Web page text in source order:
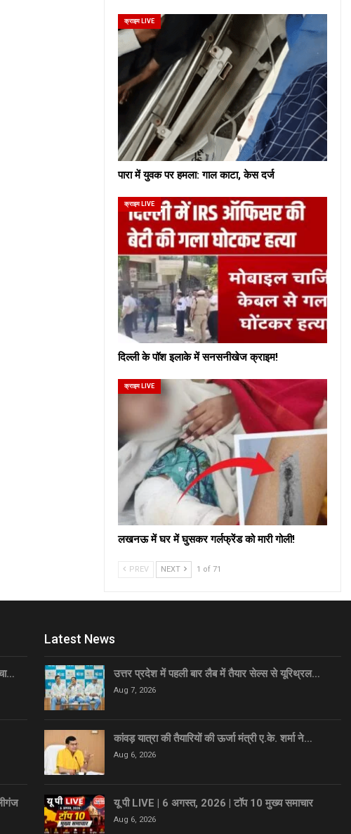
क्राइम LIVE
पारा में युवक पर हमला: गाल काटा, केस दर्ज
क्राइम LIVE
दिल्ली के पॉश इलाके में सनसनीखेज क्राइम!
क्राइम LIVE
लखनऊ में घर में घुसकर गर्लफ्रेंड को मारी गोली!
PREV NEXT 1 of 71
Latest News
उत्तर प्रदेश में पहली बार लैब में तैयार सेल्स से यूरिथ्रल…
Aug 7, 2026
कांवड़ यात्रा की तैयारियों की ऊर्जा मंत्री ए.के. शर्मा ने…
Aug 6, 2026
यू पी LIVE | 6 अगस्त, 2026 | टॉप 10 मुख्य समाचार
Aug 6, 2026